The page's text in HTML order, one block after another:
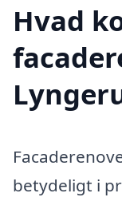
Hvad
betydeligt i